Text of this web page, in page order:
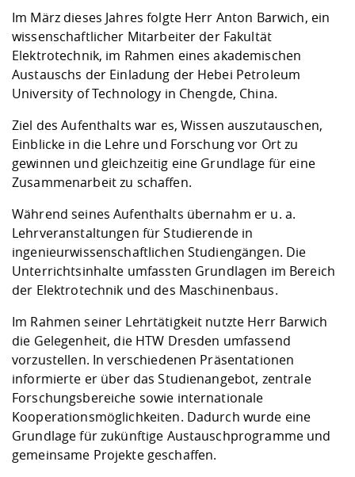
Study support
physik
Studying in
circumstances
Career Service
Teaching,
abroad
Downloads
International
Downloads
Cooperations
Contact
Equal
University
Management
Climate and
Protection
Friends
Committees and
Representations
Informatics /
Agriculture/
mistry
Mechanical
Contact and approach
Quality Assurance
Im März dieses Jahres folgte Herr Anton Barwich, ein
wissenschaftlicher Mitarbeiter der Fakultät
Elektrotechnik, im Rahmen eines akademischen
Austauschs der Einladung der Hebei Petroleum
University of Technology in Chengde, China.
Ziel des Aufenthalts war es, Wissen auszutauschen,
Einblicke in die Lehre und Forschung vor Ort zu
gewinnen und gleichzeitig eine Grundlage für eine
Zusammenarbeit zu schaffen.
Während seines Aufenthalts übernahm er u. a.
Lehrveranstaltungen für Studierende in
ingenieurwissenschaftlichen Studiengängen. Die
Unterrichtsinhalte umfassten Grundlagen im Bereich
der Elektrotechnik und des Maschinenbaus.
Im Rahmen seiner Lehrtätigkeit nutzte Herr Barwich
die Gelegenheit, die HTW Dresden umfassend
vorzustellen. In verschiedenen Präsentationen
informierte er über das Studienangebot, zentrale
Forschungsbereiche sowie internationale
Kooperationsmöglichkeiten. Dadurch wurde eine
Grundlage für zukünftige Austauschprogramme und
gemeinsame Projekte geschaffen.